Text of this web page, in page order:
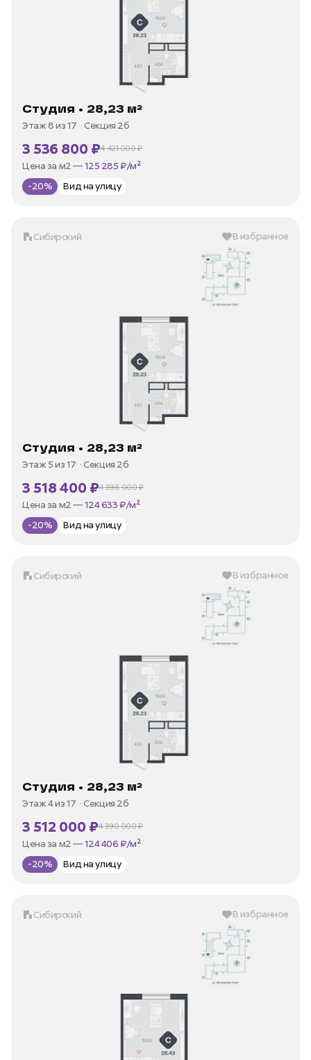
Студия • 28,23 м²
Этаж 8 из 17 Секция 2б
3 536 800 ₽4 421 000 ₽
В ипотеку —от 16 964 ₽/мес
Цена за м2 —
-20% Вид на улицу
Сибирский В избранное
Студия • 28,23 м²
Этаж 5 из 17 Секция 2б
3 518 400 ₽4 398 000 ₽
В ипотеку —от 16 876 ₽/мес
Цена за м2 —
-20% Вид на улицу
Сибирский В избранное
Студия • 28,23 м²
Этаж 4 из 17 Секция 2б
3 512 000 ₽4 390 000 ₽
В ипотеку —от 16 845 ₽/мес
Цена за м2 —
-20% Вид на улицу
Сибирский В избранное